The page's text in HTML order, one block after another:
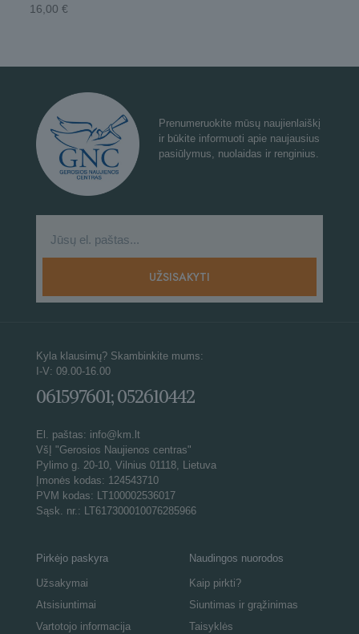
16,00 €
Prenumeruokite mūsų naujienlaiškį
ir būkite informuoti apie naujausius
pasiūlymus, nuolaidas ir renginius.
Kyla klausimų? Skambinkite mums:
I-V: 09.00-16.00
061597601; 052610442
El. paštas: info@km.lt
VšĮ "Gerosios Naujienos centras"
Pylimo g. 20-10, Vilnius 01118, Lietuva
Įmonės kodas: 124543710
PVM kodas: LT100002536017
Sąsk. nr.: LT617300010076285966
Pirkėjo paskyra
Užsakymai
Atsisiuntimai
Vartotojo informacija
Naudingos nuorodos
Kaip pirkti?
Siuntimas ir grąžinimas
Taisyklės